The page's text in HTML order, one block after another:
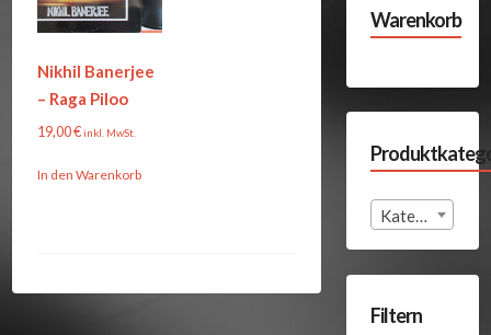
Nikhil Banerjee
– Raga Piloo
19,00€inkl. MwSt.
In den Warenkorb
Warenkorb
Kategorie auswählen
Filtern